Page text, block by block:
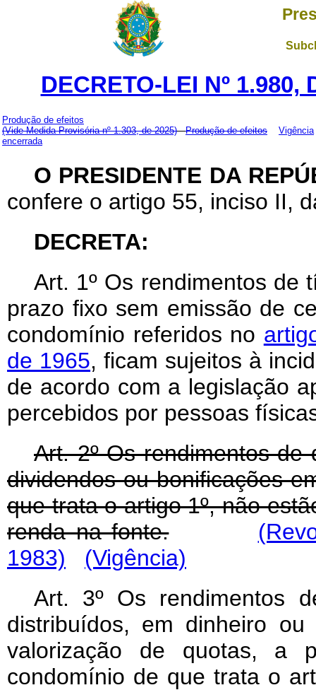
DECRETO-LEI Nº 1.980,
Produção de efeitos
(Vide Medida Provisória nº 1.303, de 2025)
Produção de efeitos
Vigência
encerrada
O PRESIDENTE DA
confere o artigo 55, inciso II,
DECRETA:
Art. 1º Os rendimentos de
prazo fixo sem emissão de
condomínio referidos no
de 1965, ficam sujeitos à
de acordo com a legislação
percebidos por pessoas
Art. 2º Os rendimentos de
dividendos ou bonificações
que trata o artigo 1º, não
renda na fonte.
1983)
(Vigência)
Art. 3º Os rendimentos
distribuídos, em dinheiro
valorização de quotas, a
condomínio de que trata o